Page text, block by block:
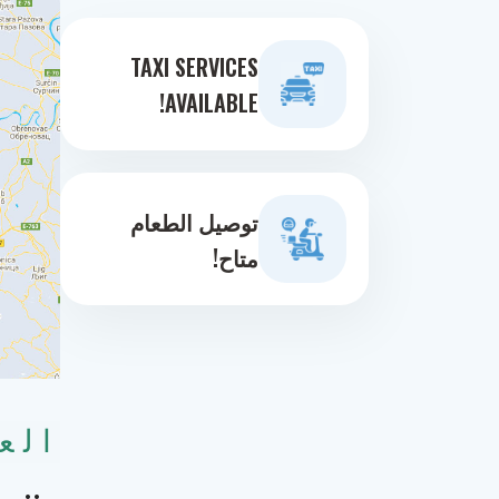
TAXI SERVICES
AVAILABLE!
توصيل الطعام
متاح!